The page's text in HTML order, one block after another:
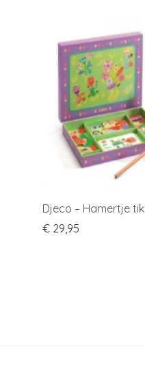
Djeco – Hamertje tik
€ 29,95